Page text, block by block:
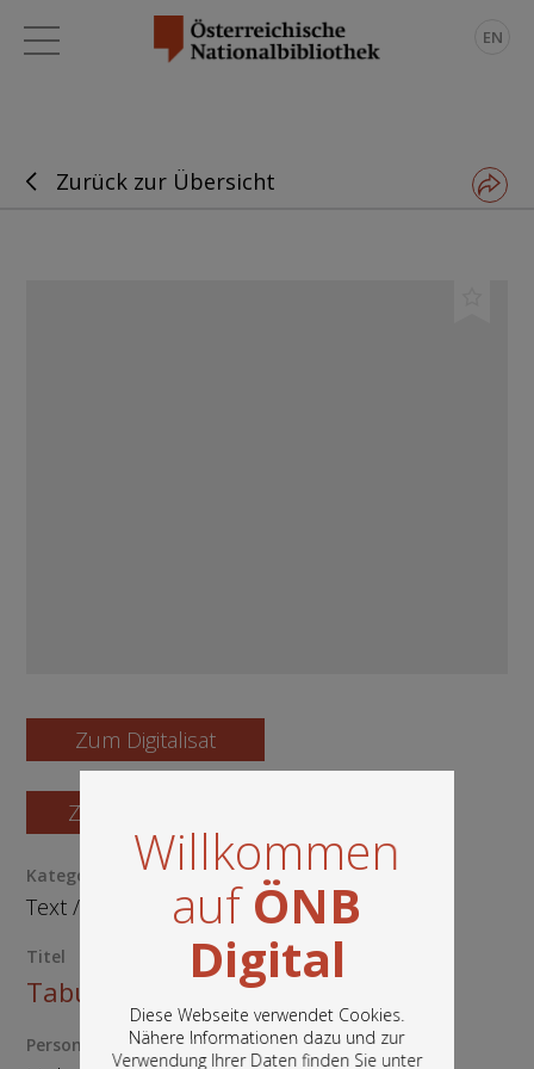
Willkommen
aufÖNB
Digital
Diese Webseite verwendet Cookies.
Nähere Informationen dazu und zur
Verwendung Ihrer Daten finden Sie unter
EN
Zurück zur Übersicht
Zum Digitalisat
Zum Katalogisat
Kategorie / Medientyp
Text/ Manuskript
Titel
Tabula Peutingeriana
Person